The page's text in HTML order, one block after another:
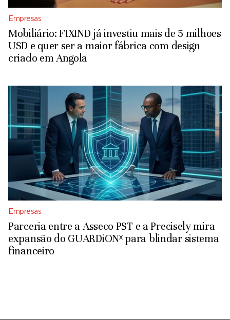
Empresas
Mobiliário: FIXIND já investiu mais de 5 milhões
USD e quer ser a maior fábrica com design
criado em Angola
Empresas
Parceria entre a Asseco PST e a Precisely mira
expansão do GUARDiONˣ para blindar sistema
financeiro